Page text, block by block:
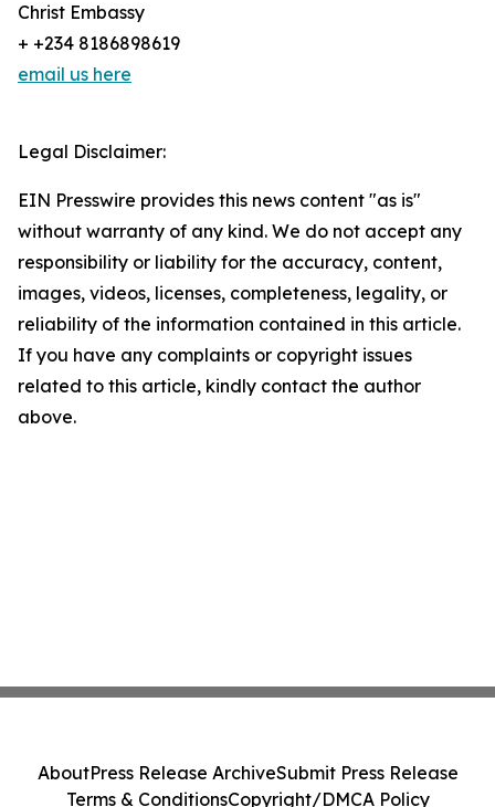
Christ Embassy
+ +234 8186898619
email us here
Legal Disclaimer:
EIN Presswire provides this news content "as is"
without warranty of any kind. We do not accept any
responsibility or liability for the accuracy, content,
images, videos, licenses, completeness, legality, or
reliability of the information contained in this article.
If you have any complaints or copyright issues
related to this article, kindly contact the author
above.
AboutPress Release ArchiveSubmit Press Release
Terms & ConditionsCopyright/DMCA Policy